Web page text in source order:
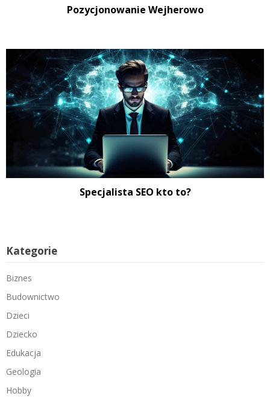
Pozycjonowanie Wejherowo
Specjalista SEO kto to?
Kategorie
Biznes
Budownictwo
Dzieci
Dziecko
Edukacja
Geologia
Hobby